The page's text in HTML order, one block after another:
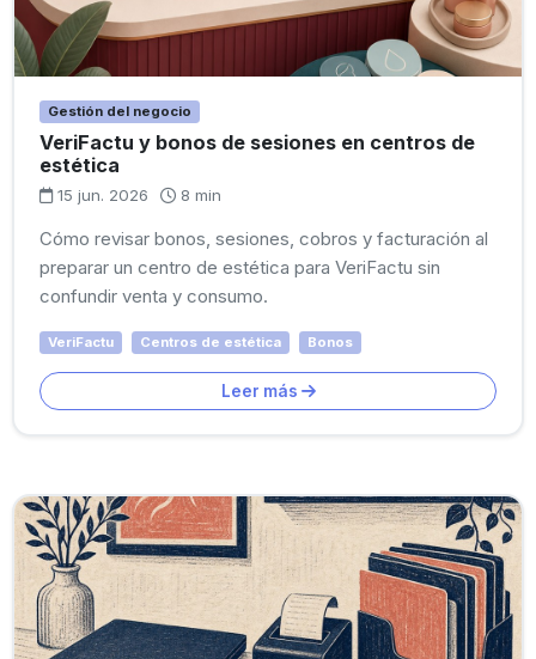
Gestión del negocio
VeriFactu y bonos de sesiones en centros de
estética
15 jun. 2026 8 min
Cómo revisar bonos, sesiones, cobros y facturación al
preparar un centro de estética para VeriFactu sin
confundir venta y consumo.
VeriFactu Centros de estética Bonos
Leer más